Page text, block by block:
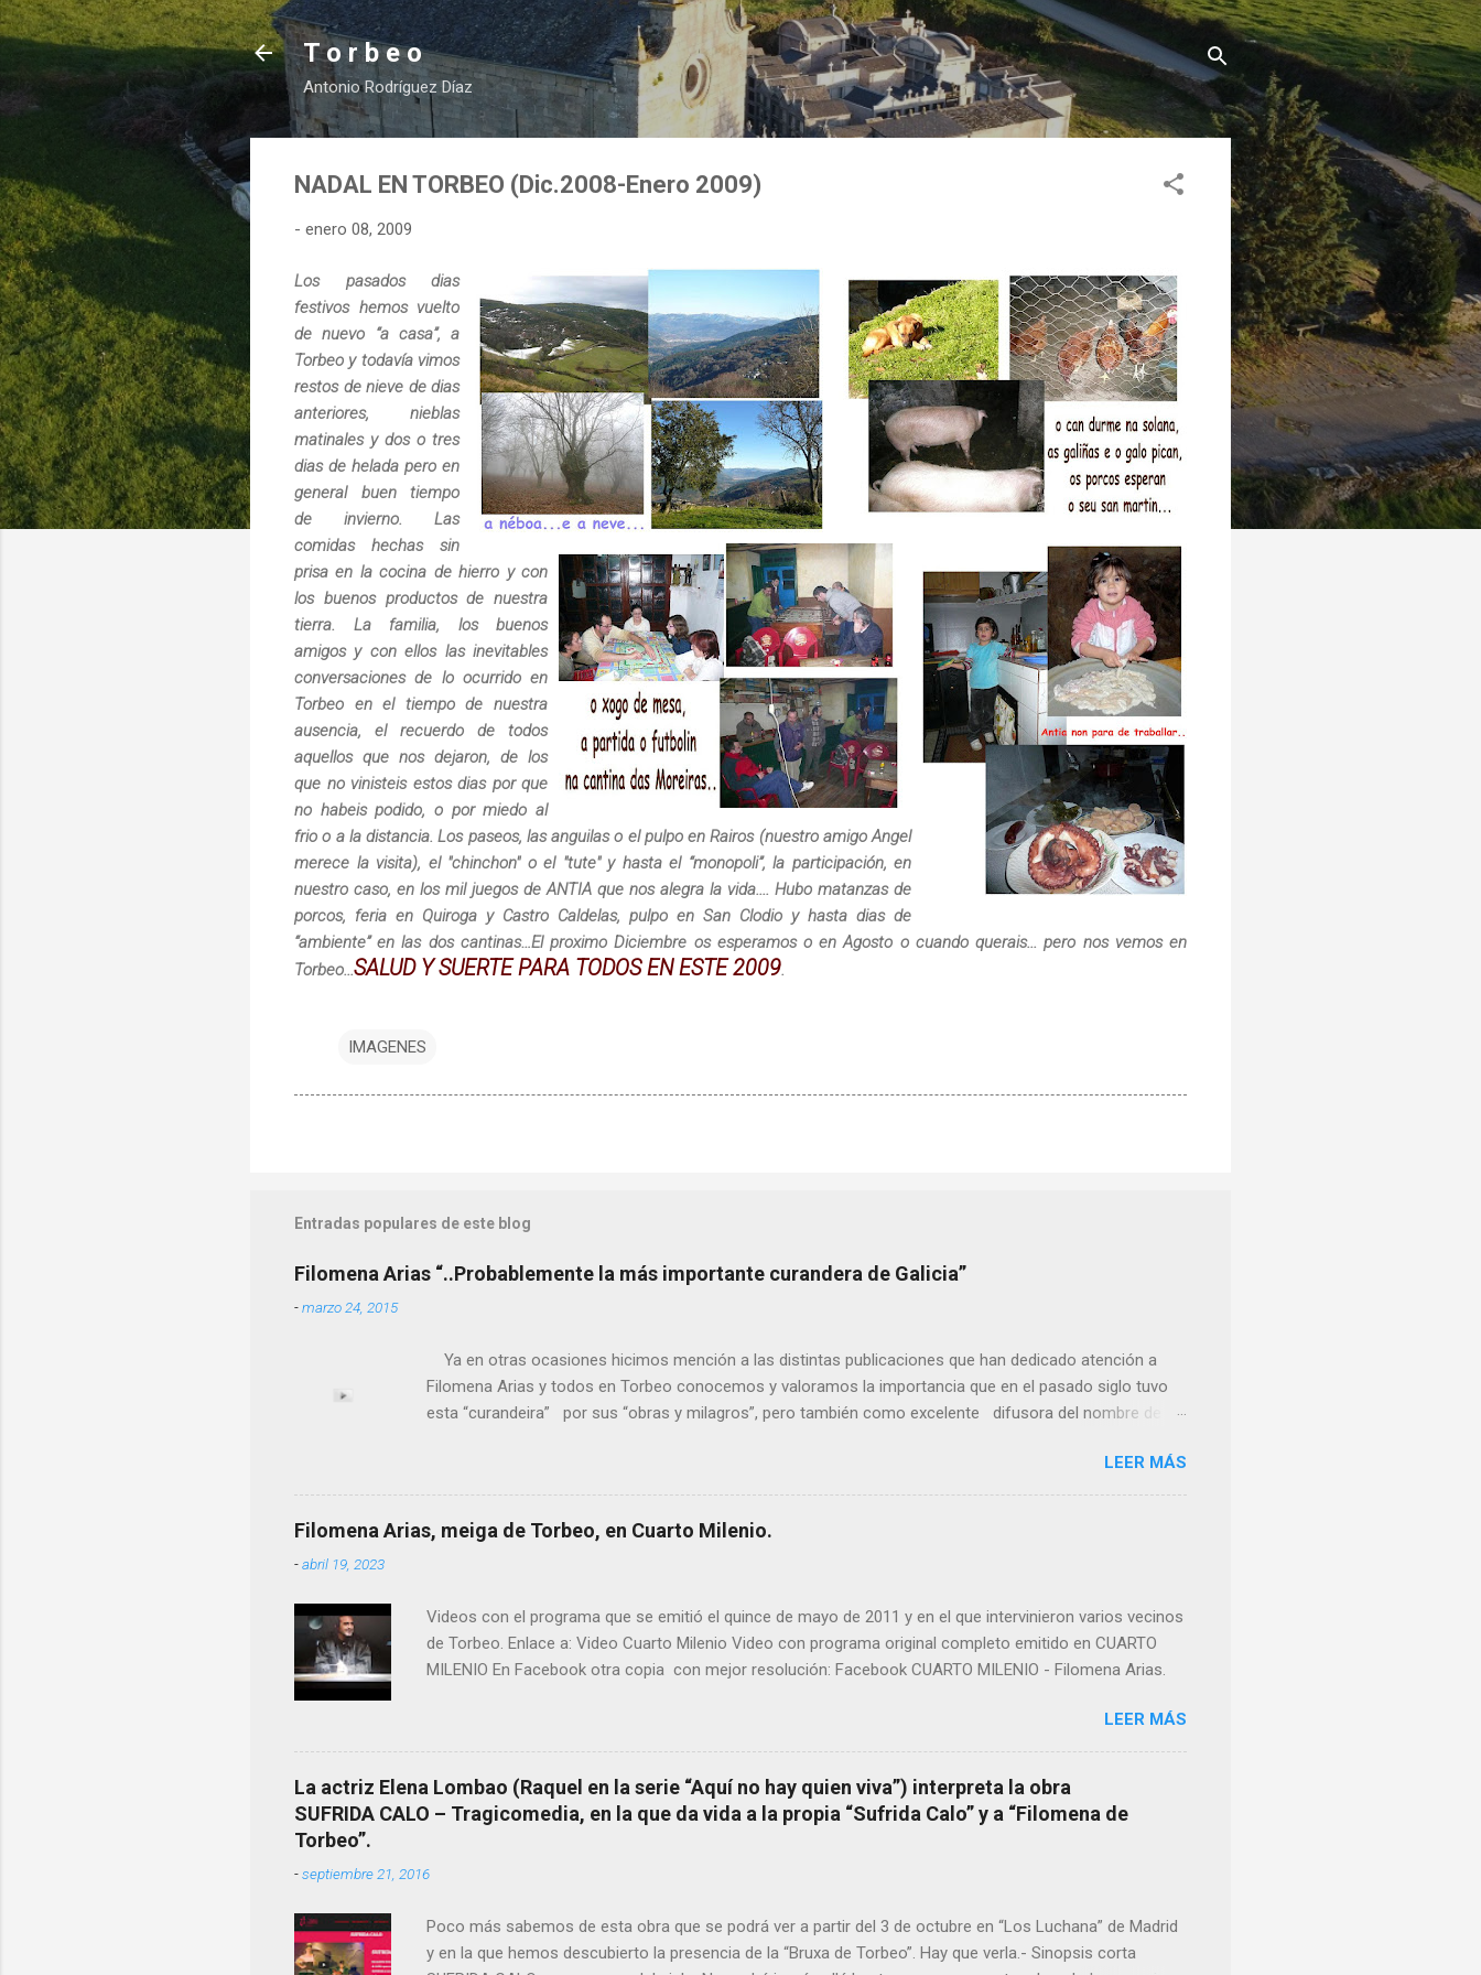
Ir al contenido principal
T o r b e o
Antonio Rodríguez Díaz
NADAL EN TORBEO (Dic.2008-Enero 2009)
- enero 08, 2009
Los pasados dias
festivos hemos vuelto
de nuevo “a casa”, a
Torbeo y todavía vimos
restos de nieve de dias
anteriores, nieblas
matinales y dos o tres
dias de helada pero en
general buen tiempo
de invierno. Las
comidas hechas sin
prisa en la cocina de hierro y con
los buenos productos de nuestra
tierra. La familia, los buenos
amigos y con ellos las inevitables
conversaciones de lo ocurrido en
Torbeo en el tiempo de nuestra
ausencia, el recuerdo de todos
aquellos que nos dejaron, de los
que no vinisteis estos dias por que
no habeis podido, o por miedo al
frio o a la distancia. Los paseos, las anguilas o el pulpo en Rairos (nuestro amigo Angel
merece la visita), el "chinchon" o el "tute" y hasta el “monopoli”, la participación, en
nuestro caso, en los mil juegos de ANTIA que nos alegra la vida.... Hubo matanzas de
porcos, feria en Quiroga y Castro Caldelas, pulpo en San Clodio y hasta dias de
“ambiente” en las dos cantinas…El proximo Diciembre os esperamos o en Agosto o cuando querais... pero nos vemos en
Torbeo...SALUD Y SUERTE PARA TODOS EN ESTE 2009.
IMAGENES
Entradas populares de este blog
Filomena Arias “..Probablemente la más importante curandera de Galicia”
-marzo 24, 2015
Ya en otras ocasiones hicimos mención a las distintas publicaciones que han dedicado atención a
Filomena Arias y todos en Torbeo conocemos y valoramos la importancia que en el pasado siglo tuvo
esta “curandeira” por sus “obras y milagros”, pero también como excelente difusora del nombre de
más importante curandera de Galicia” . En esta ocasión retomamos el tema para hacer mención a
ANTON PATIÑO REGUEIRA (ya fallecido) cuyo empeño por estudiar y dar a conocer a esta “sabia” y por
ende a Torbeo no le fue nunca suficientemente reconocido. También reproducimos integro el articulo
que en el año 2000 publico Ángel Arnaiz recogiendo información de primera mano que le suministraron
LEER MÁS
Filomena Arias, meiga de Torbeo, en Cuarto Milenio.
-abril 19, 2023
Videos con el programa que se emitió el quince de mayo de 2011 y en el que intervinieron varios vecinos
de Torbeo. Enlace a: Video Cuarto Milenio Video con programa original completo emitido en CUARTO
MILENIO En Facebook otra copia con mejor resolución: Facebook CUARTO MILENIO - Filomena Arias.
LEER MÁS
La actriz Elena Lombao (Raquel en la serie “Aquí no hay quien viva”) interpreta la obra
SUFRIDA CALO – Tragicomedia, en la que da vida a la propia “Sufrida Calo” y a “Filomena de
Torbeo”.
-septiembre 21, 2016
Poco más sabemos de esta obra que se podrá ver a partir del 3 de octubre en “Los Luchana” de Madrid
y en la que hemos descubierto la presencia de la “Bruxa de Torbeo”. Hay que verla.- Sinopsis corta